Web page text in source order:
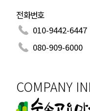
전화번호
010-9442-6447
080-909-6000
COMPANY